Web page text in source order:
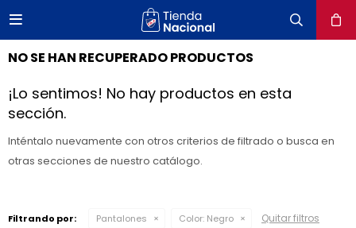

NO SE HAN RECUPERADO PRODUCTOS
¡Lo sentimos! No hay productos en esta
sección.
Inténtalo nuevamente con otros criterios de filtrado o busca en
otras secciones de nuestro catálogo.
Filtrando por: Pantalones Color: Negro Quitar filtros
close